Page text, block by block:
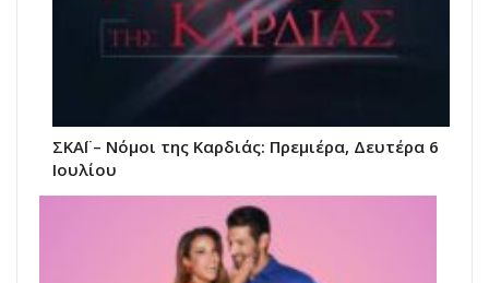
ΣΚΑΪ – Νόμοι της Καρδιάς: Πρεμιέρα, Δευτέρα 6
Ιουλίου